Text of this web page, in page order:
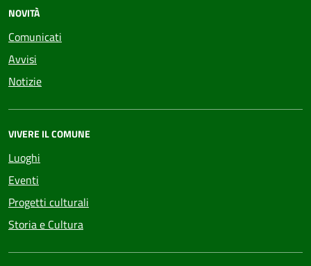
NOVITÀ
Comunicati
Avvisi
Notizie
VIVERE IL COMUNE
Luoghi
Eventi
Progetti culturali
Storia e Cultura